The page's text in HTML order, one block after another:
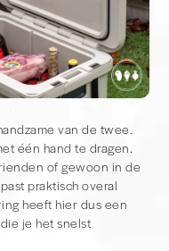
van de twee.
één hand te dragen.
of gewoon in de
praktisch overal
heeft hier dus een
je het snelst